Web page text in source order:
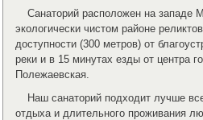
Санаторий расположен на западе
экологически чистом районе
доступности (300 метров) от
реки и в 15 минутах езды от центра
Полежаевская.
Наш санаторий подходит лучше
отдыха и длительного проживания